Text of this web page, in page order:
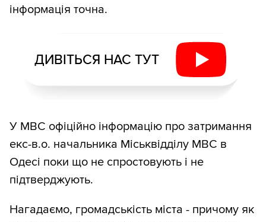
інформація точна.
ДИВІТЬСЯ НАС ТУТ
У МВС офіційно інформацію про затримання
екс-в.о. начальника Міськвідділу МВС в
Одесі поки що не спростовують і не
підтверджують.
Нагадаємо, громадськість міста - причому як